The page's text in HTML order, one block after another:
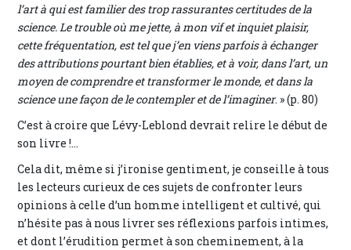
l’art à qui est familier des trop rassurantes certitudes de la
science. Le trouble où me jette, à mon vif et inquiet plaisir,
cette fréquentation, est tel que j’en viens parfois à échanger
des attributions pourtant bien établies, et à voir, dans l’art, un
moyen de comprendre et transformer le monde, et dans la
science une façon de le contempler et de l’imaginer. » (p. 80)
C’est à croire que Lévy-Leblond devrait relire le début de
son livre !...
Cela dit, même si j’ironise gentiment, je conseille à tous
les lecteurs curieux de ces sujets de confronter leurs
opinions à celle d’un homme intelligent et cultivé, qui
n’hésite pas à nous livrer ses réflexions parfois intimes,
et dont l’érudition permet à son cheminement, à la